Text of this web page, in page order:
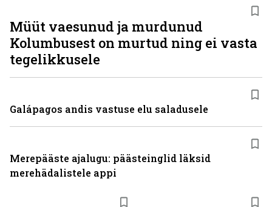
Müüt vaesunud ja murdunud
Kolumbusest on murtud ning ei vasta
tegelikkusele
Galápagos andis vastuse elu saladusele
Merepääste ajalugu: päästeinglid läksid
merehädalistele appi